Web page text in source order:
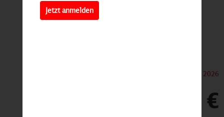
Dieser Artikel erscheint am 31. August 2026
6,90 €
Jetzt anmelden